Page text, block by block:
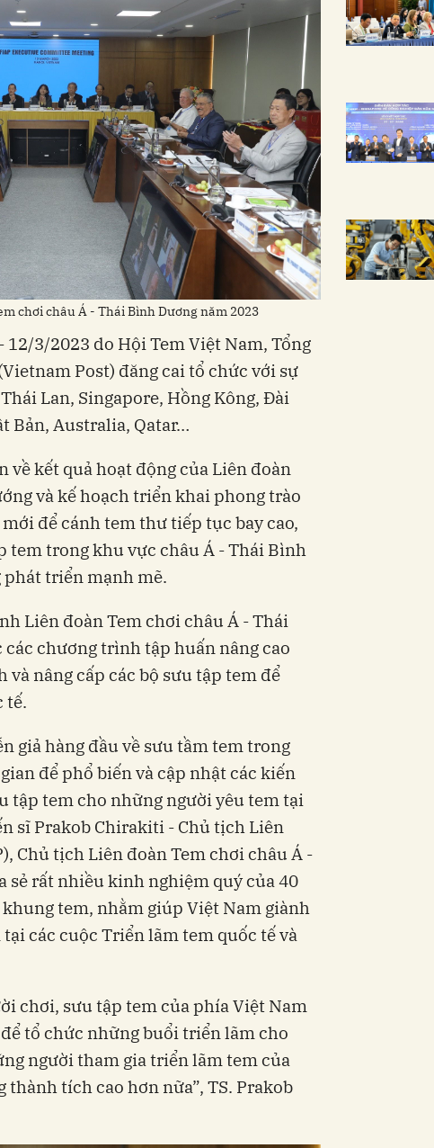
chơi châu Á - Thái Bình Dương năm 2023
3/2023 do Hội Tem Việt Nam, Tổng
Post) đăng cai tổ chức với sự
Lan, Singapore, Hồng Kông, Đài
Bản, Australia, Qatar…
kết quả hoạt động của Liên đoàn
và kế hoạch triển khai phong trào
để cánh tem thư tiếp tục bay cao,
tem trong khu vực châu Á - Thái Bình
phát triển mạnh mẽ.
Liên đoàn Tem chơi châu Á - Thái
chương trình tập huấn nâng cao
nâng cấp các bộ sưu tập tem để
tế.
giả hàng đầu về sưu tầm tem trong
để phổ biến và cập nhật các kiến
tập tem cho những người yêu tem tại
sĩ Prakob Chirakiti - Chủ tịch Liên
Chủ tịch Liên đoàn Tem chơi châu Á -
sẻ rất nhiều kinh nghiệm quý của 40
tem, nhằm giúp Việt Nam giành
các cuộc Triển lãm tem quốc tế và
chơi, sưu tập tem của phía Việt Nam
tổ chức những buổi triển lãm cho
người tham gia triển lãm tem của
tích cao hơn nữa”, TS. Prakob